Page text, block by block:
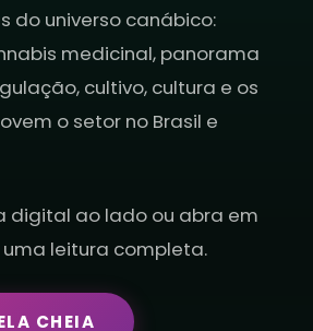
do universo canábico:
medicinal, panorama
cultivo, cultura e os
o setor no Brasil e
digital ao lado ou abra em
leitura completa.
CHEIA